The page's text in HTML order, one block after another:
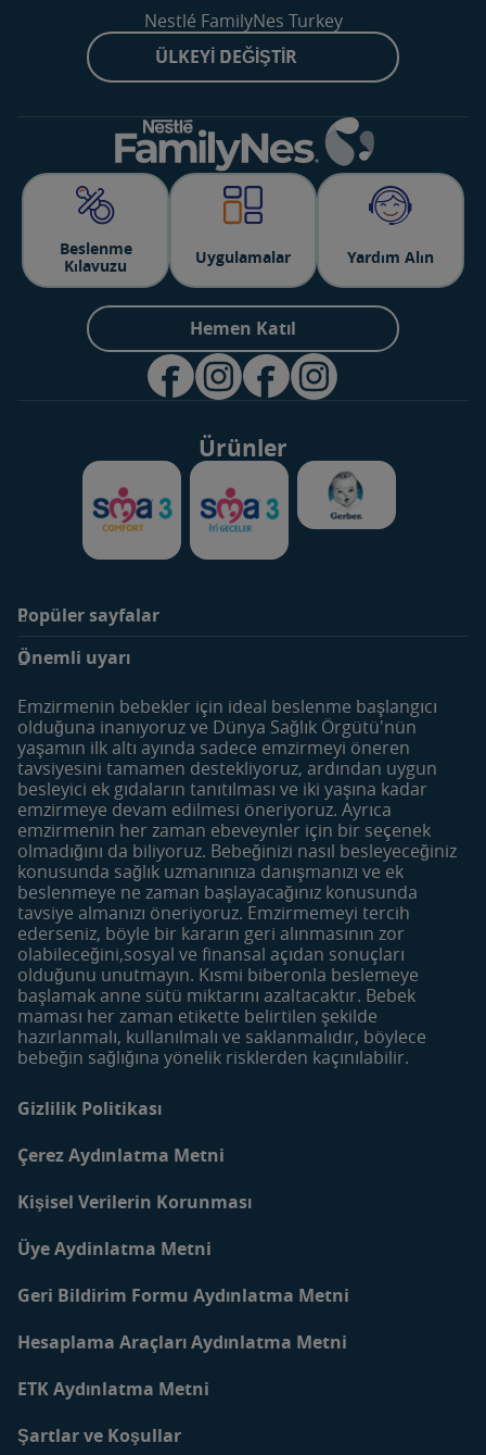
Nestlé FamilyNes Turkey
ÜLKEYI DEĞIŞTIR
Beslenme
Kılavuzu
Uygulamalar Yardım Alın
Hemen Katıl
Ürünler
Popüler sayfalar
SMA Optipro 3
SMA Comfort 3
SMA İyi Geceler 3
Gerber
Devam Sütleri
Çocuk Devam Sütleri
Meyve ve Sebze Püreleri
Besleyici Atıştırmalıklar
Dönemler
Hamilelik Öncesi
Hamilelik
0-6 Aylık Bebek
6-12 Aylık Bebek
12-24 Aylık Bebek
Araçlar
Bebek İsim Sözlüğü
Yumurtlama Dönemi
Hesaplama
Haftalık Doğum Takvimi
Tarif Bulucu
Makale Bulucu
Faydalı İçerikler
Bebek Bakımı
Anne ve Bebekler için
Blog
Mom&Me Kulübü
Kulübü Katıl | Giriş Yap
Önemli uyarı
Emzirmenin bebekler için ideal beslenme başlangıcı
olduğuna inanıyoruz ve Dünya Sağlık Örgütü'nün
yaşamın ilk altı ayında sadece emzirmeyi öneren
tavsiyesini tamamen destekliyoruz, ardından uygun
besleyici ek gıdaların tanıtılması ve iki yaşına kadar
emzirmeye devam edilmesi öneriyoruz. Ayrıca
emzirmenin her zaman ebeveynler için bir seçenek
olmadığını da biliyoruz. Bebeğinizi nasıl besleyeceğiniz
konusunda sağlık uzmanınıza danışmanızı ve ek
beslenmeye ne zaman başlayacağınız konusunda
tavsiye almanızı öneriyoruz. Emzirmemeyi tercih
ederseniz, böyle bir kararın geri alınmasının zor
olabileceğini,sosyal ve finansal açıdan sonuçları
olduğunu unutmayın. Kısmi biberonla beslemeye
başlamak anne sütü miktarını azaltacaktır. Bebek
maması her zaman etikette belirtilen şekilde
hazırlanmalı, kullanılmalı ve saklanmalıdır, böylece
bebeğin sağlığına yönelik risklerden kaçınılabilir.
Gizlilik Politikası
Çerez Aydınlatma Metni
Kişisel Verilerin Korunması
Üye Aydinlatma Metni
Geri Bildirim Formu Aydınlatma Metni
Hesaplama Araçları Aydınlatma Metni
ETK Aydınlatma Metni
Şartlar ve Koşullar